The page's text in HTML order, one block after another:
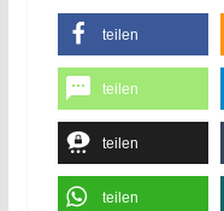
teilen
teilen
teilen
teilen